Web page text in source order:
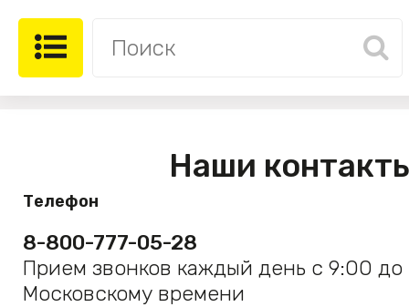
Наши
Телефон
8-800-777-05-28
Прием звонков каждый день с 9:00 до
Московскому времени